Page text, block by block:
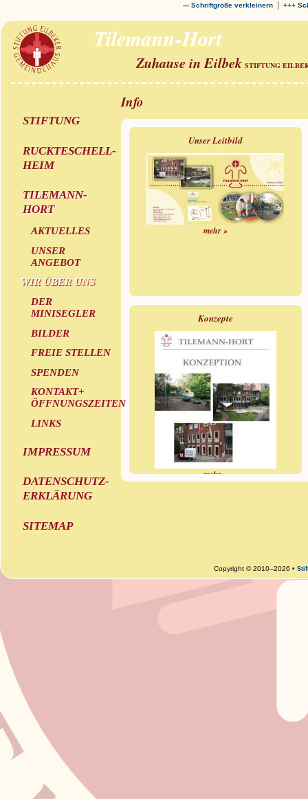
--- Schriftgröße verkleinern | +++
Tilemann-Hort
Zuhause in Eilbek STIFTUNG
STIFTUNG
RUCKTESCHELL-
HEIM
TILEMANN-
HORT
AKTUELLES
UNSER
ANGEBOT
WIR ÜBER UNS
DER
MINISEGLER
BILDER
FREIE STELLEN
SPENDEN
KONTAKT+
ÖFFNUNGSZEITEN
LINKS
IMPRESSUM
DATENSCHUTZ-
ERKLÄRUNG
SITEMAP
Info
Unser Leitbild
mehr »
Konzepte
mehr »
Copyright © 2010–2026 •